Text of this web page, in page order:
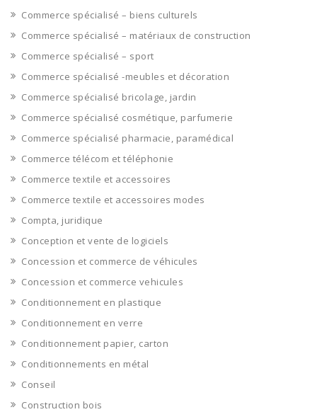
Commerce spécialisé – biens culturels
Commerce spécialisé – matériaux de construction
Commerce spécialisé – sport
Commerce spécialisé -meubles et décoration
Commerce spécialisé bricolage, jardin
Commerce spécialisé cosmétique, parfumerie
Commerce spécialisé pharmacie, paramédical
Commerce télécom et téléphonie
Commerce textile et accessoires
Commerce textile et accessoires modes
Compta, juridique
Conception et vente de logiciels
Concession et commerce de véhicules
Concession et commerce vehicules
Conditionnement en plastique
Conditionnement en verre
Conditionnement papier, carton
Conditionnements en métal
Conseil
Construction bois